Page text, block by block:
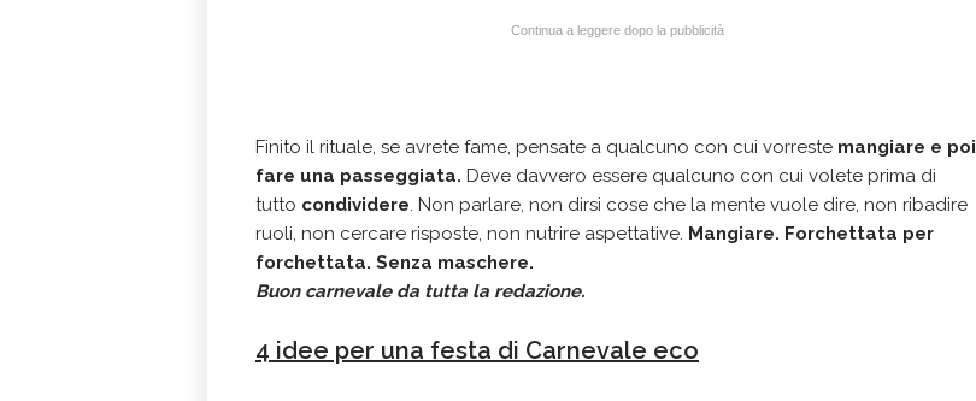
Continua a leggere dopo la pubblicità
Finito il rituale, se avrete fame, pensate a qualcuno con cui vorreste mangiare e poi
fare una passeggiata. Deve davvero essere qualcuno con cui volete prima di
tutto condividere. Non parlare, non dirsi cose che la mente vuole dire, non ribadire
ruoli, non cercare risposte, non nutrire aspettative. Mangiare. Forchettata per
forchettata. Senza maschere.
Buon carnevale da tutta la redazione.
4 idee per una festa di Carnevale eco